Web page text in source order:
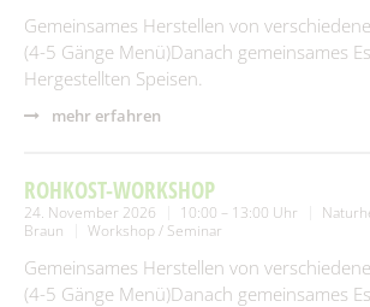
Gemeinsames Herstellen von
(4-5 Gänge Menü)Danach gemeinsames
Hergestellten Speisen.
mehr erfahren
ROHKOST-WORKSHOP
24. November 2026 10:00 – 13:00 Uhr
Braun
Workshop / Seminar
Gemeinsames Herstellen von
(4-5 Gänge Menü)Danach gemeinsames